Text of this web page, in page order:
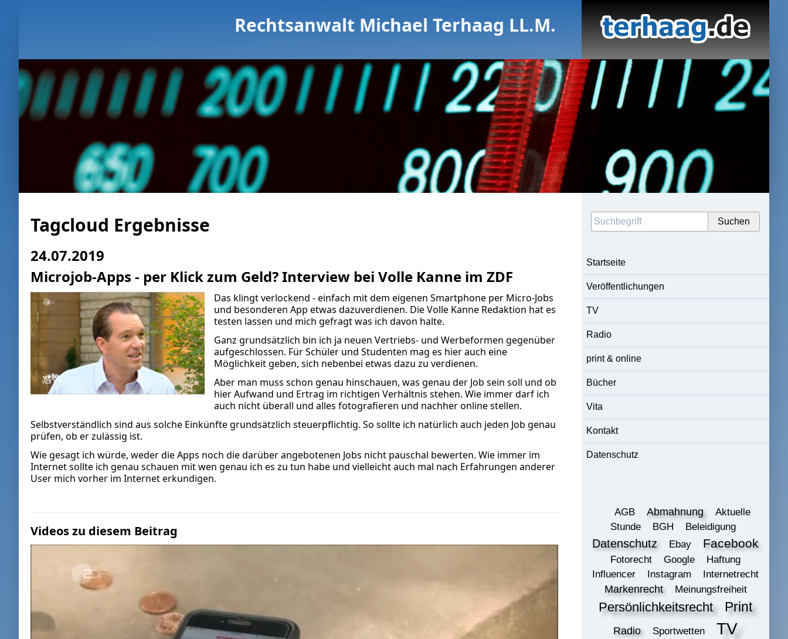
Rechtsanwalt Michael Terhaag LL.M.
Tagcloud Ergebnisse
24.07.2019
Microjob-Apps - per Klick zum Geld? Interview bei Volle Kanne im ZDF
Das klingt verlockend - einfach mit dem eigenen Smartphone per Micro-Jobs
und besonderen App etwas dazuverdienen. Die Volle Kanne Redaktion hat es
testen lassen und mich gefragt was ich davon halte.
Ganz grundsätzlich bin ich ja neuen Vertriebs- und Werbeformen gegenüber
aufgeschlossen. Für Schüler und Studenten mag es hier auch eine
Möglichkeit geben, sich nebenbei etwas dazu zu verdienen.
Aber man muss schon genau hinschauen, was genau der Job sein soll und ob
hier Aufwand und Ertrag im richtigen Verhältnis stehen. Wie immer darf ich
auch nicht überall und alles fotografieren und nachher online stellen.
Selbstverständlich sind aus solche Einkünfte grundsätzlich steuerpflichtig. So sollte ich natürlich auch jeden Job genau
prüfen, ob er zulässig ist.
Wie gesagt ich würde, weder die Apps noch die darüber angebotenen Jobs nicht pauschal bewerten. Wie immer im
Internet sollte ich genau schauen mit wen genau ich es zu tun habe und vielleicht auch mal nach Erfahrungen anderer
User mich vorher im Internet erkundigen.
Videos zu diesem Beitrag
Startseite
Veröffentlichungen
TV
Radio
print & online
Bücher
Vita
Kontakt
Datenschutz
AGB Abmahnung
Aktuelle
Stunde
BGH Beleidigung
Datenschutz Ebay Facebook
Fotorecht Google
Haftung
Influencer
Instagram Internetrecht
Markenrecht Meinungsfreiheit
Persönlichkeitsrecht Print
Radio Sportwetten TV